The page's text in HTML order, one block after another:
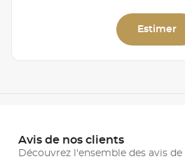
Estimer
Avis de nos clients
Découvrez l'ensemble des avis